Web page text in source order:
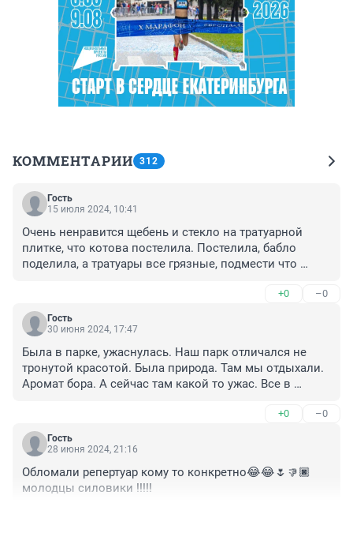
КОММЕНТАРИИ 312
Гость
15 июля 2024, 10:41
Очень ненравится щебень и стекло на тратуарной
плитке, что котова постелила. Постелила, бабло
поделила, а тратуары все грязные, подмести что
+0 –0
Гость
30 июня 2024, 17:47
Была в парке, ужаснулась. Наш парк отличался не
тронутой красотой. Была природа. Там мы отдыхали.
Аромат бора. А сейчас там какой то ужас. Все в
за всё это такие деньги? Котову давно гнать надо.
Верните нам наш парк!!!
+0 –0
Гость
28 июня 2024, 21:16
Обломали репертуар кому то конкретно😂😂🌷👎🏿
молодцы силовики !!!!!